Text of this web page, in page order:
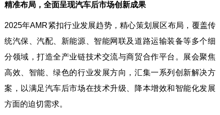
精准布局，全面呈现汽车后市场创新成果
2025年AMR紧扣行业发展趋势，精心策划展区布局，覆盖传
统汽保、汽配、新能源、智能网联及道路运输装备等多个细
分领域，打造全产业链技术交流与商贸合作平台。展会聚焦
高效、智能、绿色的行业发展方向，汇集一系列创新解决方
案，以满足汽车后市场在技术升级、降本增效和智能化发展
方面的迫切需求。